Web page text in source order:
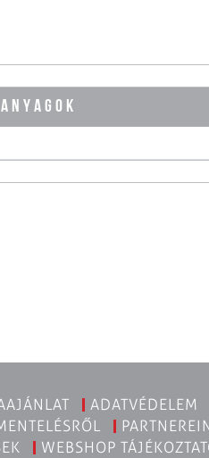
ADATVÉDELEM
WEBSHOP